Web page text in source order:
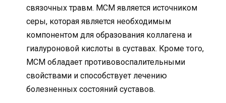
связочных травм. МСМ является источником
серы, которая является необходимым
компонентом для образования коллагена и
гиалуроновой кислоты в суставах. Кроме того,
МСМ обладает противовоспалительными
свойствами и способствует лечению
болезненных состояний суставов.